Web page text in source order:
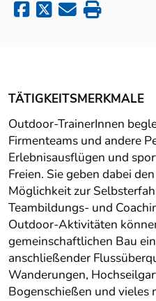
TÄTIGKEITSMERKMALE
Outdoor-TrainerInnen
Firmenteams und andere
Erlebnisausflügen und
Freien. Sie geben dabei
Möglichkeit zur
Teambildungs- und
Outdoor-Aktivitäten
gemeinschaftlichen Bau
anschließender
Wanderungen,
Bogenschießen und vieles